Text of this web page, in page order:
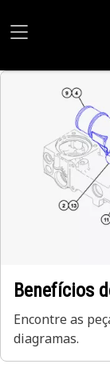
Benefícios
Encontre as
diagramas.